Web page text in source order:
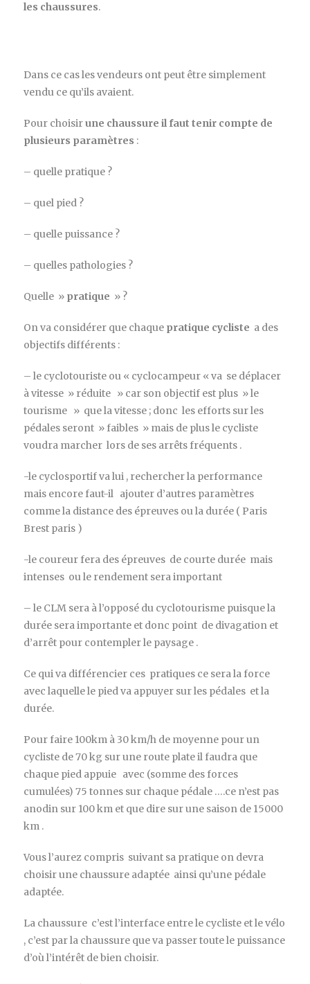
les chaussures.
Dans ce cas les vendeurs ont peut être simplement
vendu ce qu’ils avaient.
Pour choisirune chaussure il faut tenir compte de
plusieurs paramètres :
– quelle pratique ?
– quel pied ?
– quelle puissance ?
– quelles pathologies ?
Quelle » pratique » ?
On va considérer que chaque pratique cycliste a des
objectifs différents :
– le cyclotouriste ou « cyclocampeur « va se déplacer
à vitesse » réduite » car son objectif est plus » le
tourisme » que la vitesse ; donc les efforts sur les
pédales seront » faibles » mais de plus le cycliste
voudra marcher lors de ses arrêts fréquents .
-le cyclosportif va lui , rechercher la performance
mais encore faut-il ajouter d’autres paramètres
comme la distance des épreuves ou la durée ( Paris
Brest paris )
-le coureur fera des épreuves de courte durée mais
intenses ou le rendement sera important
– le CLM sera à l’opposé du cyclotourisme puisque la
durée sera importante et donc point de divagation et
d’arrêt pour contempler le paysage .
Ce qui va différencier ces pratiques ce sera la force
avec laquelle le pied va appuyer sur les pédales et la
durée.
Pour faire 100km à 30 km/h de moyenne pour un
cycliste de 70 kg sur une route plate il faudra que
chaque pied appuie avec (somme des forces
cumulées) 75 tonnes sur chaque pédale ….ce n’est pas
anodin sur 100 km et que dire sur une saison de 15000
km .
Vous l’aurez compris suivant sa pratique on devra
choisir une chaussure adaptée ainsi qu’une pédale
adaptée.
La chaussure c’est l’interface entre le cycliste et le vélo
, c’est par la chaussure que va passer toute le puissance
d’où l’intérêt de bien choisir.